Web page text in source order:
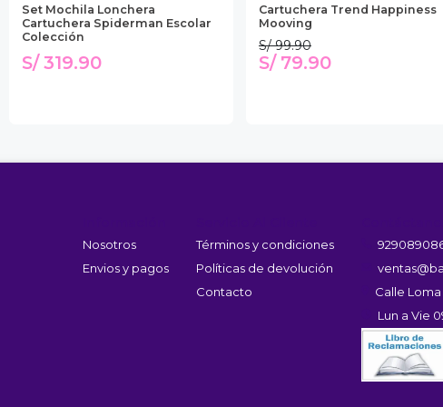
Set Mochila Lonchera
Cartuchera Spiderman Escolar
Colección
S/ 319.90
Cartuchera Trend Happiness
Mooving
S/ 99.90
S/ 79.90
Nosotros
Envios y pagos
Términos y condiciones
Políticas de devolución
Contacto
Calle
Lun a Vie